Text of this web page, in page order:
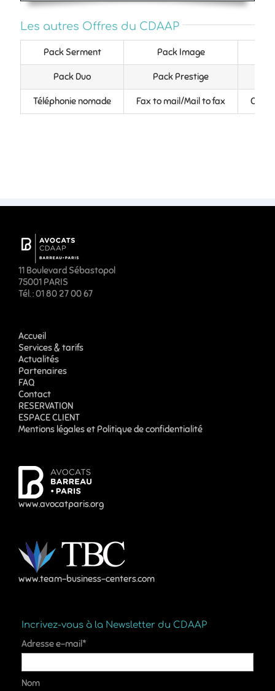
Les autres Offres du CDAAP
Pack Serment Pack Image
Pack Duo Pack Prestige
Téléphonie nomade Fax to mail/Mail to fax
11 Boulevard Sébastopol
75001 PARIS
Tél. : 01 80 27 00 67
Accueil
Services & tarifs
Actualités
Partenaires
FAQ
Contact
RESERVATION
ESPACE CLIENT
Mentions légales et Politique de confidentialité
www.avocatparis.org
www.team-business-centers.com
Incrivez-vous à la Newsletter du CDAAP
Adresse e-mail*
Nom